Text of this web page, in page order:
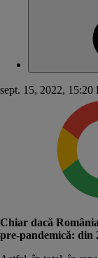
sept. 15, 2022, 15:20
Chiar dacă
pre-pandemică: din